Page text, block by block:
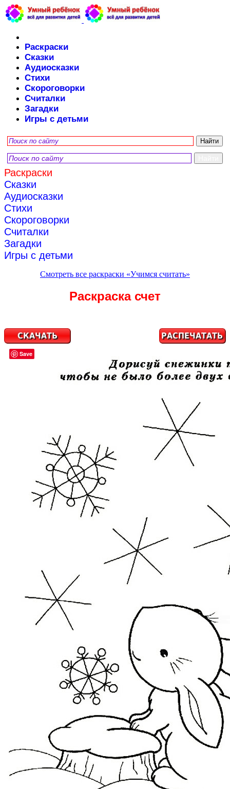
Раскраски
Сказки
Аудиосказки
Стихи
Скороговорки
Считалки
Загадки
Игры с детьми
Раскраски
Сказки
Аудиосказки
Стихи
Скороговорки
Считалки
Загадки
Игры с детьми
Смотреть все раскраски «Учимся считать»
Раскраска счет
Save